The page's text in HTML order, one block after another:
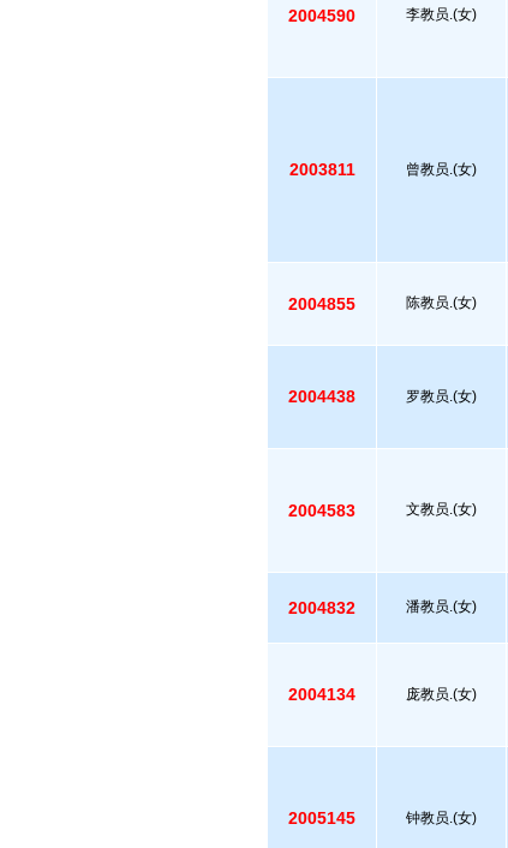
2004590 李教员.(女)
2003811 曾教员.(女)
2004855 陈教员.(女)
2004438 罗教员.(女)
2004583 文教员.(女)
2004832 潘教员.(女)
2004134 庞教员.(女)
2005145 钟教员.(女)